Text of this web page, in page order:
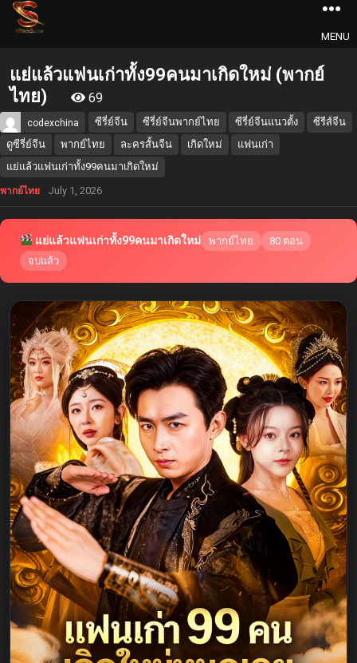
MENU
แย่แล้วแฟนเก่าทั้ง99คนมาเกิดใหม่ (พากย์
ไทย)
69
codexchina ซีรี่ย์จีน ซีรี่ย์จีนพากย์ไทย ซีรี่ย์จีนแนวตั้ง
ซีรีส์จีน
ดูซีรี่ย์จีน
พากย์ไทย ละครสั้นจีน เกิดใหม่
แฟนเก่า
แย่แล้วแฟนเก่าทั้ง99คนมาเกิดใหม่
พากย์ไทย July 1, 2026
แย่แล้วแฟนเก่าทั้ง99คนมาเกิดใหม่ พากย์ไทย
80 ตอน
จบแล้ว